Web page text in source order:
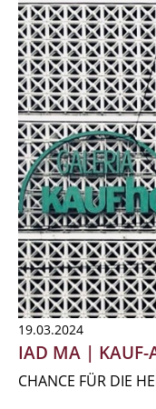
19.03.2024
IAD MA | KAUF-
CHANCE FÜR DIE